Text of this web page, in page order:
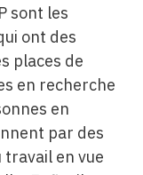
sont les
ont des
places de
en recherche
en
par des
travail en vue